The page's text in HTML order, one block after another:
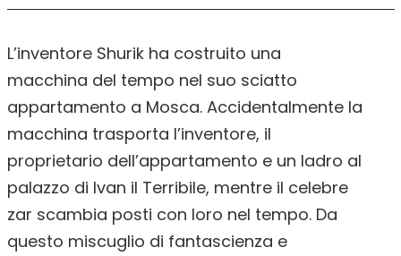
L’inventore Shurik ha costruito una
macchina del tempo nel suo sciatto
appartamento a Mosca. Accidentalmente la
macchina trasporta l’inventore, il
proprietario dell’appartamento e un ladro al
palazzo di Ivan il Terribile, mentre il celebre
zar scambia posti con loro nel tempo. Da
questo miscuglio di fantascienza e